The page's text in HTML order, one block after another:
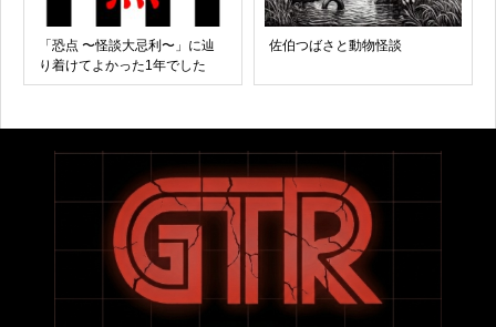
「恐点 〜怪談大忌利〜」に辿
り着けてよかった1年でした
佐伯つばさと動物怪談